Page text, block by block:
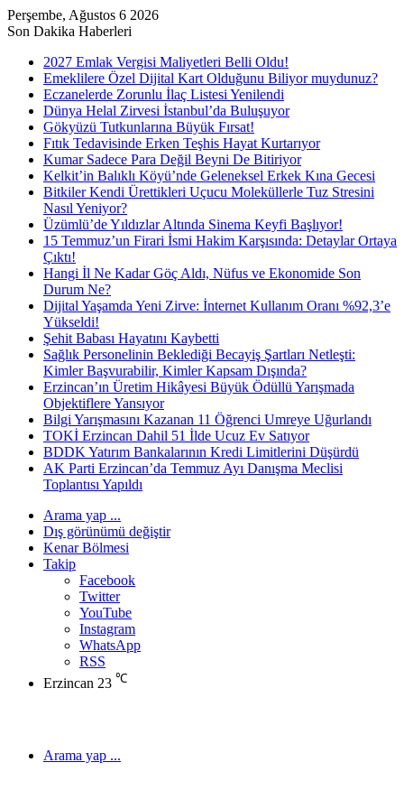
Perşembe, Ağustos 6 2026
Son Dakika Haberleri
2027 Emlak Vergisi Maliyetleri Belli Oldu!
Emeklilere Özel Dijital Kart Olduğunu Biliyor muydunuz?
Eczanelerde Zorunlu İlaç Listesi Yenilendi
Dünya Helal Zirvesi İstanbul’da Buluşuyor
Gökyüzü Tutkunlarına Büyük Fırsat!
Fıtık Tedavisinde Erken Teşhis Hayat Kurtarıyor
Kumar Sadece Para Değil Beyni De Bitiriyor
Kelkit’in Balıklı Köyü’nde Geleneksel Erkek Kına Gecesi
Bitkiler Kendi Ürettikleri Uçucu Moleküllerle Tuz Stresini
Nasıl Yeniyor?
Üzümlü’de Yıldızlar Altında Sinema Keyfi Başlıyor!
15 Temmuz’un Firari İsmi Hakim Karşısında: Detaylar Ortaya
Çıktı!
Hangi İl Ne Kadar Göç Aldı, Nüfus ve Ekonomide Son
Durum Ne?
Dijital Yaşamda Yeni Zirve: İnternet Kullanım Oranı %92,3’e
Yükseldi!
Şehit Babası Hayatını Kaybetti
Sağlık Personelinin Beklediği Becayiş Şartları Netleşti:
Kimler Başvurabilir, Kimler Kapsam Dışında?
Erzincan’ın Üretim Hikâyesi Büyük Ödüllü Yarışmada
Objektiflere Yansıyor
Bilgi Yarışmasını Kazanan 11 Öğrenci Umreye Uğurlandı
TOKİ Erzincan Dahil 51 İlde Ucuz Ev Satıyor
BDDK Yatırım Bankalarının Kredi Limitlerini Düşürdü
AK Parti Erzincan’da Temmuz Ayı Danışma Meclisi
Toplantısı Yapıldı
Arama yap ...
Dış görünümü değiştir
Kenar Bölmesi
Takip
Facebook
Twitter
YouTube
Instagram
WhatsApp
RSS
Erzincan 23 ℃
Arama yap ...